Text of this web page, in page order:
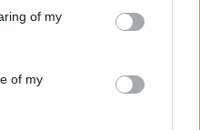
of my
of my
(38)
(232)